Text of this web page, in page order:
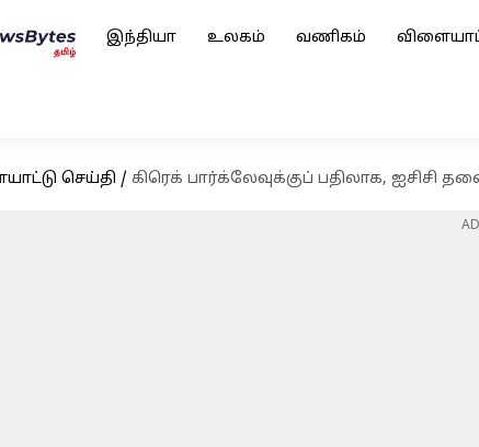
இந்தியா உலகம் வணிகம்
செய்தி / கிரெக் பார்க்லேவுக்குப் பதிலாக, ஐசிசி